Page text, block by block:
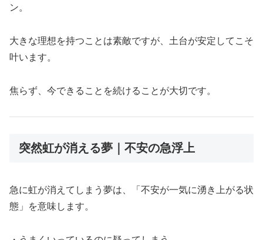
ン。
大きな理想を持つことは素敵ですが、土台が安定してこそ
叶います。
焦らず、今できることを続けることが大切です。
突然虹が消える夢｜不安の急浮上
急に虹が消えてしまう夢は、「不安が一気に湧き上がる状
態」を意味します。